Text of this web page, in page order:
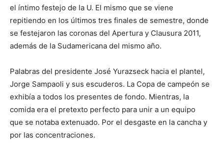
el íntimo festejo de la U. El mismo que se viene
repitiendo en los últimos tres finales de semestre, donde
se festejaron las coronas del Apertura y Clausura 2011,
además de la Sudamericana del mismo año.
Palabras del presidente José Yurazseck hacia el plantel,
Jorge Sampaoli y sus escuderos. La Copa de campeón se
exhibía a todos los presentes de fondo. Mientras, la
comida era el pretexto perfecto para unir a un equipo
que se notaba extenuado. Por el desgaste en la cancha y
por las concentraciones.